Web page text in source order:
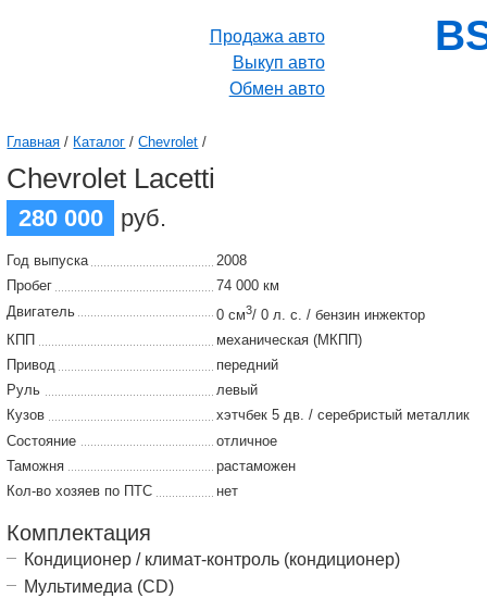
Продажа авто
Выкуп авто
Обмен авто
Главная / Каталог /Chevrolet /
Chevrolet Lacetti
280 000 руб.
Год выпуска
2008
Пробег
74 000 км
Двигатель
0 см3/ 0 л. с. / бензин инжектор
КПП
механическая (МКПП)
Привод
передний
Руль
левый
Кузов
хэтчбек 5 дв. / серебристый металлик
Состояние
отличное
Таможня
растаможен
Кол-во хозяев по ПТС
нет
Комплектация
Кондиционер / климат-контроль (кондиционер)
Мультимедиа (CD)